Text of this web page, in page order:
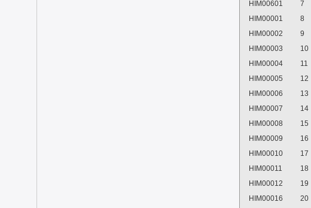
HIM00601
7
HIM00001
8
HIM00002
9
HIM00003
10
HIM00004
11
HIM00005
12
HIM00006
13
HIM00007
14
HIM00008
15
HIM00009
16
HIM00010
17
HIM00011
18
HIM00012
19
HIM00016
20